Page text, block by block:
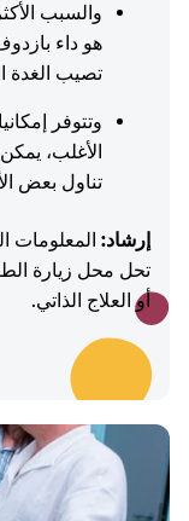
والسبب
هو داء
تصيب الغدة
وتتوفر
الأغلب،
تناول بعض
إرشاد: المعلومات
تحل محل زيارة
أو العلاج الذاتي.